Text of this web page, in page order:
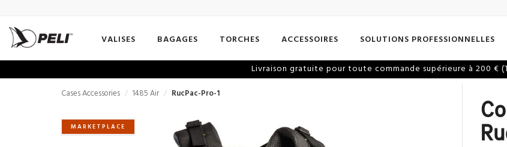
VALISES BAGAGES TORCHES ACCESSOIRES SOLUTIONS PROFESSIONNELLES
Livraison gratuite pour toute commande supérieure à 200 €
Cases Accessories 1485 Air RucPac-Pro-1
MARKETPLACE